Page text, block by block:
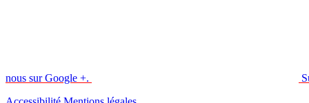
nous sur Google +.